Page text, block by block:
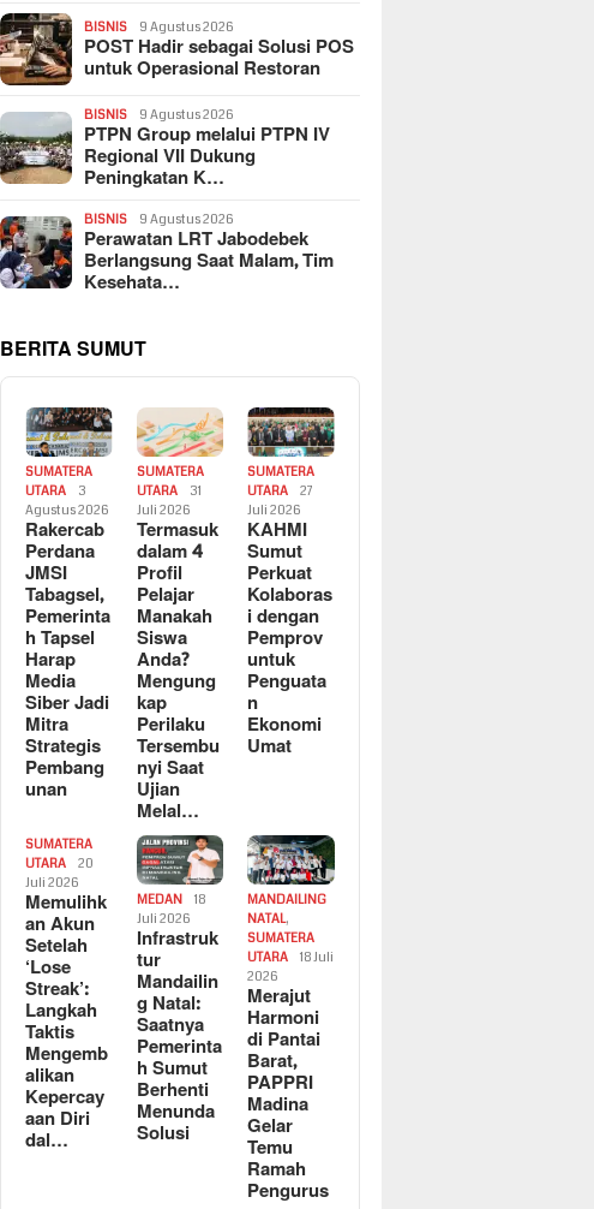
BISNIS 9 Agustus 2026
POST Hadir sebagai Solusi POS
untuk Operasional Restoran
BISNIS 9 Agustus 2026
PTPN Group melalui PTPN IV
Regional VII Dukung
Peningkatan K…
BISNIS 9 Agustus 2026
Perawatan LRT Jabodebek
Berlangsung Saat Malam, Tim
Kesehata…
BERITA SUMUT
SUMATERA
UTARA
3
Agustus 2026
Rakercab
Perdana
JMSI
Tabagsel,
Pemerinta
h Tapsel
Harap
Media
Siber Jadi
Mitra
Strategis
Pembang
unan
SUMATERA
UTARA
31
Juli 2026
Termasuk
dalam 4
Profil
Pelajar
Manakah
Siswa
Anda?
Mengung
kap
Perilaku
Tersembu
nyi Saat
Ujian
Melal…
SUMATERA
UTARA
27
Juli 2026
KAHMI
Sumut
Perkuat
Kolaboras
i dengan
Pemprov
untuk
Penguata
n
Ekonomi
Umat
SUMATERA
UTARA
20
Juli 2026
Memulihk
an Akun
Setelah
‘Lose
Streak’:
Langkah
Taktis
Mengemb
alikan
Kepercay
aan Diri
dal…
MEDAN
18
Juli 2026
Infrastruk
tur
Mandailin
g Natal:
Saatnya
Pemerinta
h Sumut
Berhenti
Menunda
Solusi
MANDAILING
NATAL,
SUMATERA
UTARA
18 Juli
2026
Merajut
Harmoni
di Pantai
Barat,
PAPPRI
Madina
Gelar
Temu
Ramah
Pengurus